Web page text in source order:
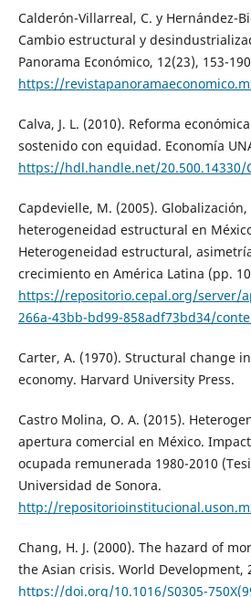
Calderón-Villarreal, C. y Hernández-
Cambio estructural y
Panorama Económico, 12(23), 153-
https://
Calva, J. L. (2010). Reforma
sostenido con equidad. Economía
https://hdl.handle.net/20.500.14330/
Capdevielle, M. (2005).
heterogeneidad estructural en
Heterogeneidad estructural,
crecimiento en América Latina (pp.
https://repositorio.cepal.org/server/
266a-43bb-bd99-858adf73bd34/
Carter, A. (1970). Structural change
economy. Harvard University Press.
Castro Molina, O. A. (2015).
apertura comercial en México.
ocupada remunerada 1980-2010
Universidad de Sonora.
http://
Chang, H. J. (2000). The hazard of
the Asian crisis. World Development,
https://doi.org/10.1016/S0305-